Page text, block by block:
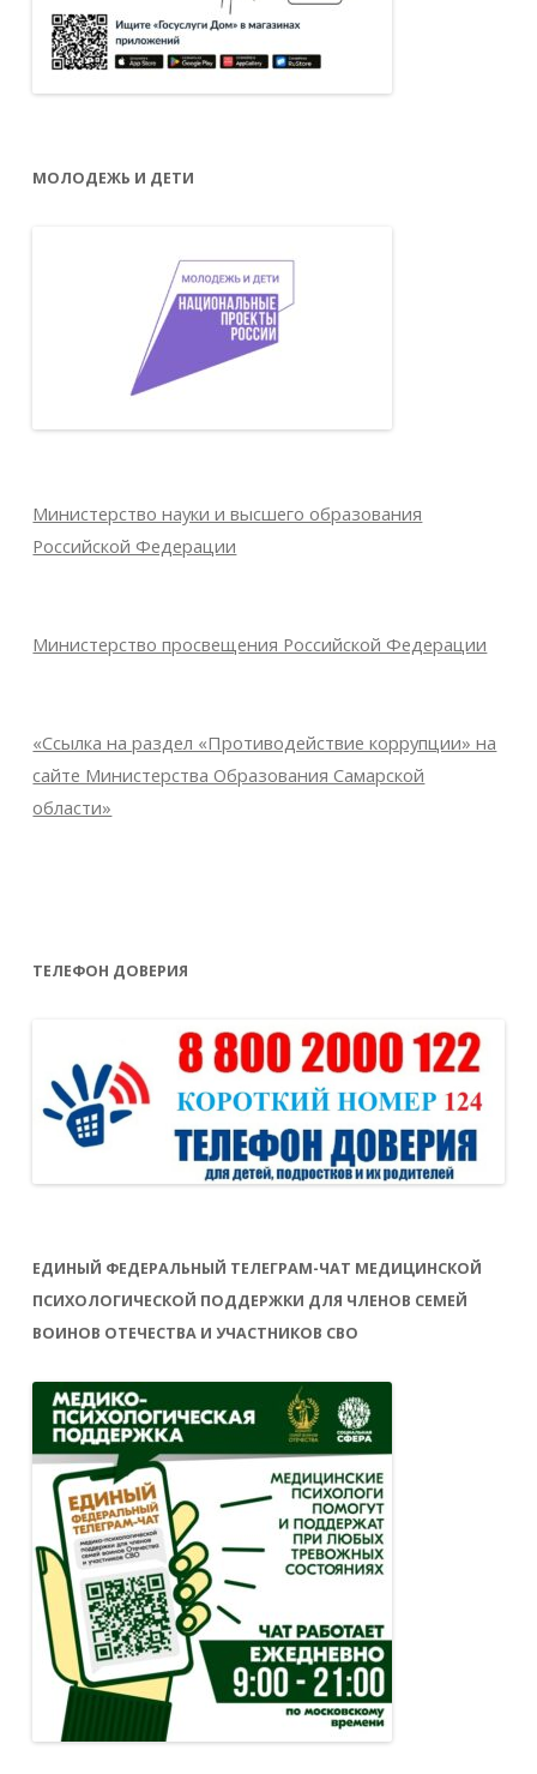
МОЛОДЕЖЬ И ДЕТИ
Министерство науки и высшего образования
Российской Федерации
Министерство просвещения Российской Федерации
«Ссылка на раздел «Противодействие коррупции» на
сайте Министерства Образования Самарской
области»
ТЕЛЕФОН ДОВЕРИЯ
ЕДИНЫЙ ФЕДЕРАЛЬНЫЙ ТЕЛЕГРАМ-ЧАТ МЕДИЦИНСКОЙ
ПСИХОЛОГИЧЕСКОЙ ПОДДЕРЖКИ ДЛЯ ЧЛЕНОВ СЕМЕЙ
ВОИНОВ ОТЕЧЕСТВА И УЧАСТНИКОВ СВО